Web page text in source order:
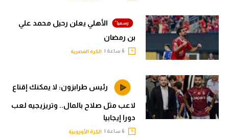
الأهلي يعلن رحيل محمد علي
بن رمضان
الكرة المصرية
رئيس طرابزون: لا يمكنك إقناع
لاعب مثل صلاح بالمال.. وتريزيجيه لعب
دورا إيجابيا
الكرة الأوروبية